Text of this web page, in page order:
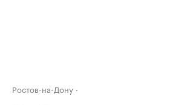
Ростов-на-Дону